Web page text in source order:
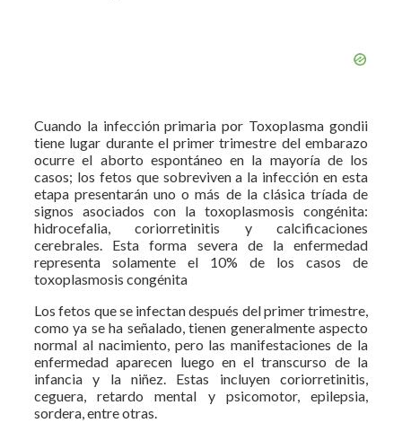
Cuando la infección primaria por Toxoplasma gondii
tiene lugar durante el primer trimestre del embarazo
ocurre el aborto espontáneo en la mayoría de los
casos; los fetos que sobreviven a la infección en esta
etapa presentarán uno o más de la clásica tríada de
signos asociados con la toxoplasmosis congénita:
hidrocefalia, coriorretinitis y calcificaciones
cerebrales. Esta forma severa de la enfermedad
representa solamente el 10% de los casos de
toxoplasmosis congénita
Los fetos que se infectan después del primer trimestre,
como ya se ha señalado, tienen generalmente aspecto
normal al nacimiento, pero las manifestaciones de la
enfermedad aparecen luego en el transcurso de la
infancia y la niñez. Estas incluyen coriorretinitis,
ceguera, retardo mental y psicomotor, epilepsia,
sordera, entre otras.